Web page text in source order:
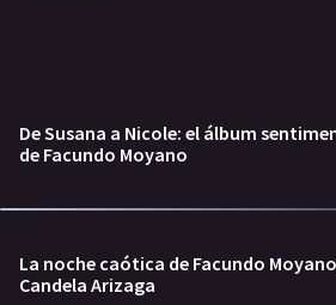
De Susana a Nicole: el álbum
de Facundo Moyano
La noche caótica de Facundo
Candela Arizaga